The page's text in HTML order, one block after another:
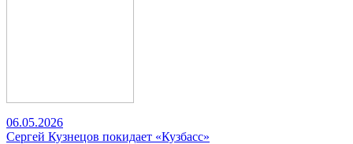
06.05.2026
Сергей Кузнецов покидает «Кузбасс»